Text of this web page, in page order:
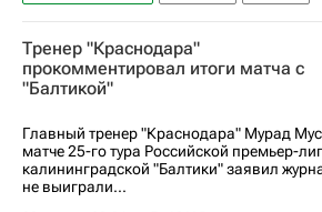
Краснодар
Ду Кейрос
Джованни Гонсалес
Краснодар
РПЛ 2026-2027 (Чемпионат России по
Тренер "Краснодара"
прокомментировал итоги матча с
"Балтикой"
Главный тренер "Краснодара" Мурад
матче 25-го тура Российской премьер-
калининградской "Балтики" заявил
не выиграли...